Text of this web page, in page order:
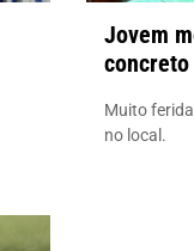
Jovem
Muito
no local.